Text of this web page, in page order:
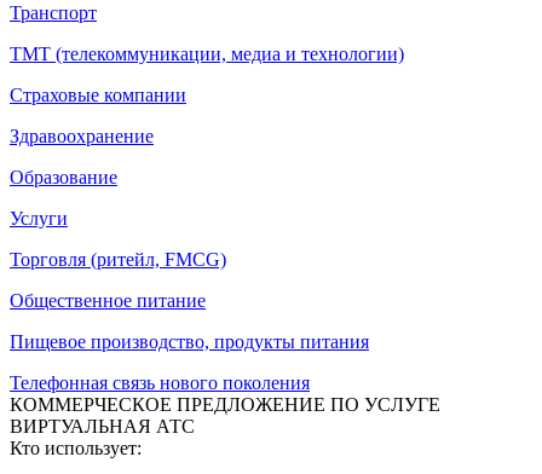
Транспорт
ТМТ (телекоммуникации, медиа и технологии)
Страховые компании
Здравоохранение
Образование
Услуги
Торговля (ритейл, FMCG)
Общественное питание
Пищевое производство, продукты питания
Телефонная связь нового поколения
КОММЕРЧЕСКОЕ ПРЕДЛОЖЕНИЕ ПО УСЛУГЕ
ВИРТУАЛЬНАЯ АТС
Кто использует: